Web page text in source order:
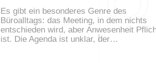
Es gibt ein besonderes Genre des
Büroalltags: das Meeting, in dem nichts
entschieden wird, aber Anwesenheit
ist. Die Agenda ist unklar, der…